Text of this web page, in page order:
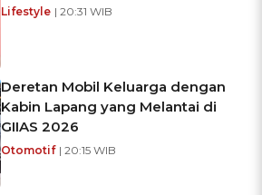
Lifestyle | 20:31 WIB
Deretan Mobil Keluarga dengan
Kabin Lapang yang Melantai di
GIIAS 2026
Otomotif | 20:15 WIB